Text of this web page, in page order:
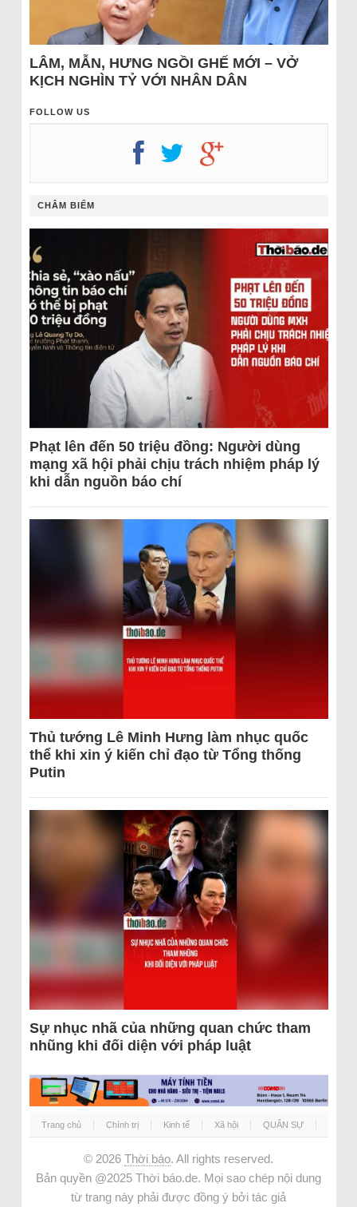
LÂM, MẪN, HƯNG NGỒI GHẾ MỚI – VỞ
KỊCH NGHÌN TỶ VỚI NHÂN DÂN
FOLLOW US
CHÂM BIẾM
Phạt lên đến 50 triệu đồng: Người dùng
mạng xã hội phải chịu trách nhiệm pháp lý
khi dẫn nguồn báo chí
Thủ tướng Lê Minh Hưng làm nhục quốc
thể khi xin ý kiến chỉ đạo từ Tổng thống
Putin
Sự nhục nhã của những quan chức tham
nhũng khi đối diện với pháp luật
Trang chủ Chính trị Kinh tế Xã hội QUÂN SỰ
© 2026 Thời báo. All rights reserved.
Bản quyền @2025 Thời báo.de. Mọi sao chép nội dung
từ trang này phải được đồng ý bởi tác giả